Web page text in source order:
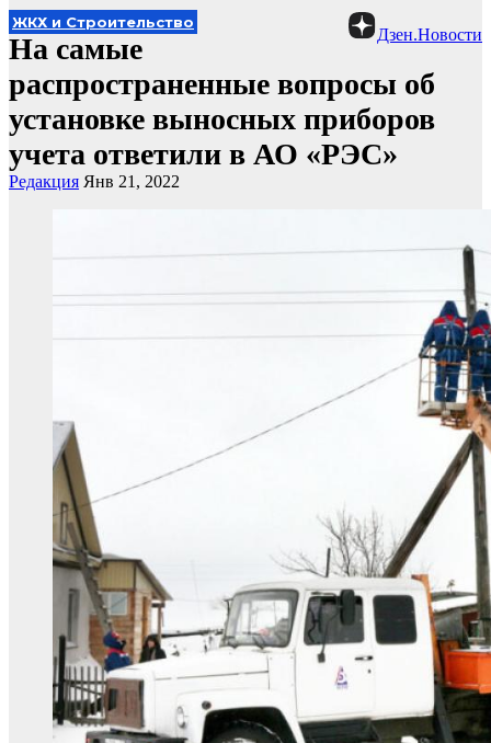
Дзен.Новости
ЖКХ и Строительство
На самые
распространенные вопросы об
установке выносных приборов
учета ответили в АО «РЭС»
Редакция Янв 21, 2022